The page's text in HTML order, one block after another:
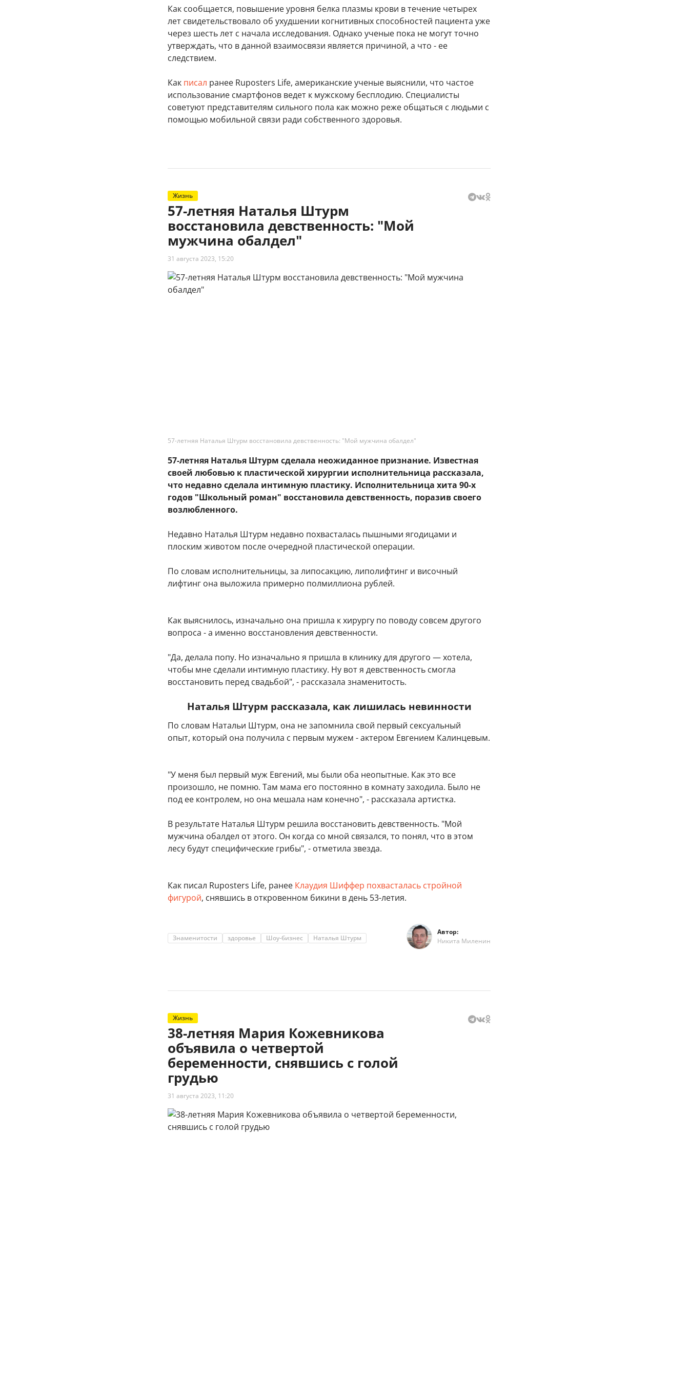
Как сообщается, повышение уровня белка плазмы крови в течение четырех
лет свидетельствовало об ухудшении когнитивных способностей пациента уже
через шесть лет с начала исследования. Однако ученые пока не могут точно
утверждать, что в данной взаимосвязи является причиной, а что - ее
следствием.
Как писал ранее Ruposters Life, американские ученые выяснили, что частое
использование смартфонов ведет к мужскому бесплодию. Специалисты
советуют представителям сильного пола как можно реже общаться с людьми с
помощью мобильной связи ради собственного здоровья.
Жизнь
57-летняя Наталья Штурм
восстановила девственность: "Мой
мужчина обалдел"
31 августа 2023, 15:20
57-летняя Наталья Штурм восстановила девственность: "Мой мужчина обалдел"
57-летняя Наталья Штурм сделала неожиданное признание. Известная
своей любовью к пластической хирургии исполнительница рассказала,
что недавно сделала интимную пластику. Исполнительница хита 90-х
годов "Школьный роман" восстановила девственность, поразив своего
возлюбленного.
Недавно Наталья Штурм недавно похвасталась пышными ягодицами и
плоским животом после очередной пластической операции.
По словам исполнительницы, за липосакцию, липолифтинг и височный
лифтинг она выложила примерно полмиллиона рублей.
Как выяснилось, изначально она пришла к хирургу по поводу совсем другого
вопроса - а именно восстановления девственности.
"Да, делала попу. Но изначально я пришла в клинику для другого — хотела,
чтобы мне сделали интимную пластику. Ну вот я девственность смогла
восстановить перед свадьбой", - рассказала знаменитость.
Наталья Штурм рассказала, как лишилась невинности
По словам Натальи Штурм, она не запомнила свой первый сексуальный
опыт, который она получила с первым мужем - актером Евгением Калинцевым.
"У меня был первый муж Евгений, мы были оба неопытные. Как это все
произошло, не помню. Там мама его постоянно в комнату заходила. Было не
под ее контролем, но она мешала нам конечно", - рассказала артистка.
В результате Наталья Штурм решила восстановить девственность. "Мой
мужчина обалдел от этого. Он когда со мной связался, то понял, что в этом
лесу будут специфические грибы", - отметила звезда.
Как писал Ruposters Life, ранее Клаудия Шиффер похвасталась стройной
фигурой, снявшись в откровенном бикини в день 53-летия.
Знаменитости здоровье Шоу-бизнес Наталья Штурм
Автор:
Никита Миленин
Жизнь
38-летняя Мария Кожевникова
объявила о четвертой
беременности, снявшись с голой
грудью
31 августа 2023, 11:20